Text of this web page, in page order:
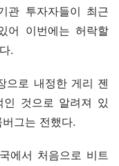
관 투자자들이 최근
어 이번에는 허락할
.
으로 내정한 게리 젠
인 것으로 알려져 있
그는 전했다.
에서 처음으로 비트